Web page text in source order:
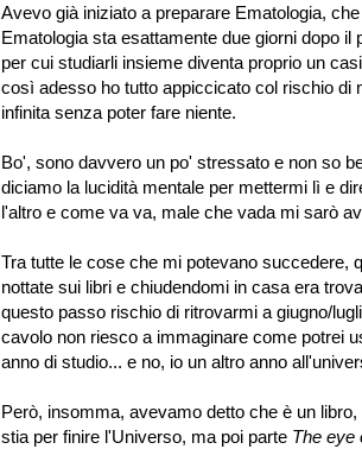
Avevo già iniziato a preparare Ematologia,
Ematologia sta esattamente due giorni dopo
per cui studiarli insieme diventa proprio un
così adesso ho tutto appiccicato col rischio di
infinita senza poter fare niente.
Bo', sono davvero un po' stressato e non so
diciamo la lucidità mentale per mettermi lì e
l'altro e come va va, male che vada mi sarò
Tra tutte le cose che mi potevano succedere,
nottate sui libri e chiudendomi in casa era
questo passo rischio di ritrovarmi a giugno/
cavolo non riesco a immaginare come potrei
anno di studio... e no, io un altro anno
Però, insomma, avevamo detto che è un
stia per finire l'Universo, ma poi parte The eye